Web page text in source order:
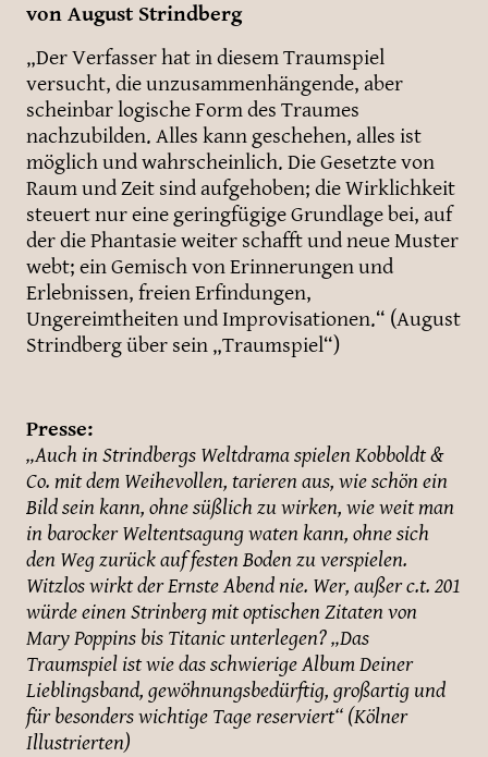
von August Strindberg
„Der Verfasser hat in diesem Traumspiel
versucht, die unzusammenhängende, aber
scheinbar logische Form des Traumes
nachzubilden. Alles kann geschehen, alles ist
möglich und wahrscheinlich. Die Gesetzte von
Raum und Zeit sind aufgehoben; die Wirklichkeit
steuert nur eine geringfügige Grundlage bei, auf
der die Phantasie weiter schafft und neue Muster
webt; ein Gemisch von Erinnerungen und
Erlebnissen, freien Erfindungen,
Ungereimtheiten und Improvisationen.“ (August
Strindberg über sein „Traumspiel“)
Presse:
„Auch in Strindbergs Weltdrama spielen Kobboldt &
Co. mit dem Weihevollen, tarieren aus, wie schön ein
Bild sein kann, ohne süßlich zu wirken, wie weit man
in barocker Weltentsagung waten kann, ohne sich
den Weg zurück auf festen Boden zu verspielen.
Witzlos wirkt der Ernste Abend nie. Wer, außer c.t. 201
würde einen Strinberg mit optischen Zitaten von
Mary Poppins bis Titanic unterlegen? „Das
Traumspiel ist wie das schwierige Album Deiner
Lieblingsband, gewöhnungsbedürftig, großartig und
für besonders wichtige Tage reserviert“ (Kölner
Illustrierten)